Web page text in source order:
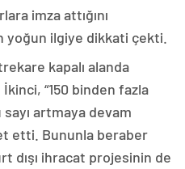
imza attığını
ilgiye dikkati çekti.
kapalı alanda
“150 binden fazla
artmaya devam
etti. Bununla beraber
dışı ihracat projesinin de